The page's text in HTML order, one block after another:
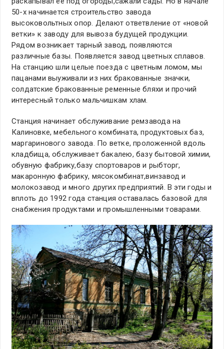
50-х начинается строительство завода
высоковольтных опор. Делают ответвление от «новой
ветки» к заводу для вывоза будущей продукции.
Рядом возникает тарный завод, появляются
различные базы. Появляется завод цветных сплавов.
На станцию шли целые поезда с цветным ломом, мы
пацанами выуживали из них бракованные значки,
солдатские бракованные ременные бляхи и прочий
интересный только мальчишкам хлам.
Станция начинает обслуживание ремзавода на
Калиновке, мебельного комбината, продуктовых баз,
маргаринового завода. По ветке, проложенной вдоль
кладбища, обслуживает бакалею, базу бытовой химии,
обувную фабрику,базу спортоваров и рыбторг,
макаронную фабрику, мясокомбинат,винзавод и
молокозавод и много других предприятий. В эти годы и
вплоть до 1992 года станция оставалась базовой для
снабжения продуктами и промышленными товарами.